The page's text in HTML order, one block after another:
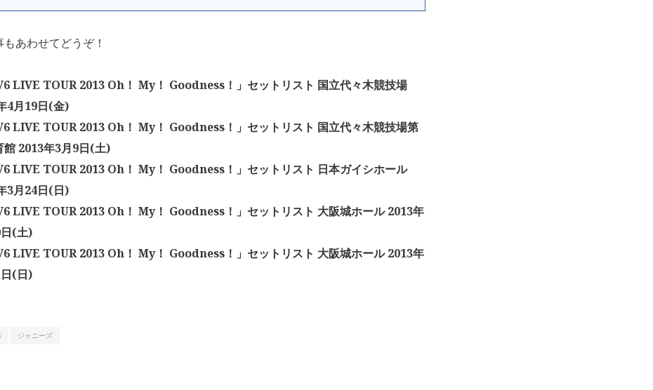
あわせてどうぞ！
LIVE TOUR 2013 Oh！ My！ Goodness！」セットリスト 国立代々木競技場
4月19日(金)
LIVE TOUR 2013 Oh！ My！ Goodness！」セットリスト 国立代々木競技場第
館 2013年3月9日(土)
LIVE TOUR 2013 Oh！ My！ Goodness！」セットリスト 日本ガイシホール
3月24日(日)
LIVE TOUR 2013 Oh！ My！ Goodness！」セットリスト 大阪城ホール 2013年
(土)
LIVE TOUR 2013 Oh！ My！ Goodness！」セットリスト 大阪城ホール 2013年
(日)
ジャニーズ